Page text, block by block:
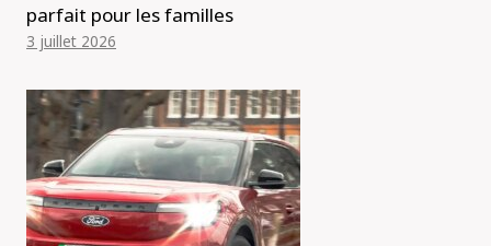
parfait pour les familles
3 juillet 2026